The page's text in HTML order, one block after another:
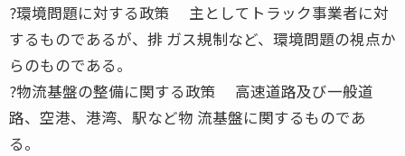
?環境問題に対する政策 主としてトラック事業者に対
するものであるが、排 ガス規制など、環境問題の視点か
らのものである。
?物流基盤の整備に関する政策 高速道路及び一般道
路、空港、港湾、駅など物 流基盤に関するものであ
る。